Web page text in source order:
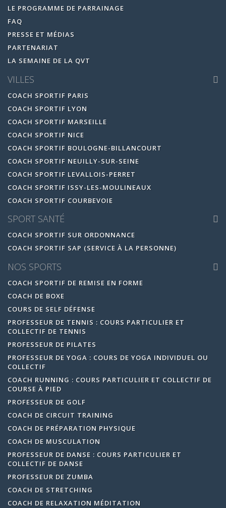
LE PROGRAMME DE PARRAINAGE
FAQ
PRESSE ET MÉDIAS
PARTENARIAT
LA SEMAINE DE LA QVT
VILLES
COACH SPORTIF PARIS
COACH SPORTIF LYON
COACH SPORTIF MARSEILLE
COACH SPORTIF NICE
COACH SPORTIF BOULOGNE-BILLANCOURT
COACH SPORTIF NEUILLY-SUR-SEINE
COACH SPORTIF LEVALLOIS-PERRET
COACH SPORTIF ISSY-LES-MOULINEAUX
COACH SPORTIF COURBEVOIE
SPORT SANTÉ
COACH SPORTIF SUR ORDONNANCE
COACH SPORTIF SAP (SERVICE À LA PERSONNE)
NOS SPORTS
COACH SPORTIF DE REMISE EN FORME
COACH DE BOXE
COURS DE SELF DÉFENSE
PROFESSEUR DE TENNIS : COURS PARTICULIER ET
COLLECTIF DE TENNIS
PROFESSEUR DE PILATES
PROFESSEUR DE YOGA : COURS DE YOGA INDIVIDUEL OU
COLLECTIF
COACH RUNNING : COURS PARTICULIER ET COLLECTIF DE
COURSE À PIED
PROFESSEUR DE GOLF
COACH DE CIRCUIT TRAINING
COACH DE PRÉPARATION PHYSIQUE
COACH DE MUSCULATION
PROFESSEUR DE DANSE : COURS PARTICULIER ET
COLLECTIF DE DANSE
PROFESSEUR DE ZUMBA
COACH DE STRETCHING
COACH DE RELAXATION MÉDITATION